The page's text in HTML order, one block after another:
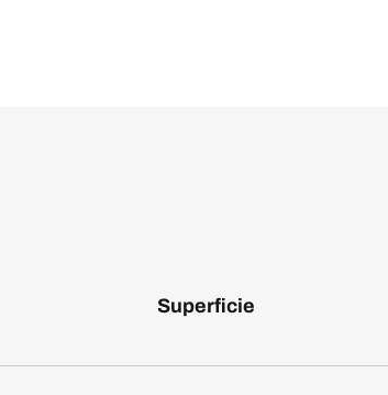
Superficie